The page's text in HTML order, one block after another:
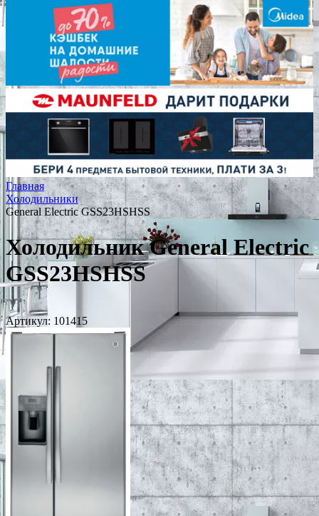
Главная
Холодильники
General Electric GSS23HSHSS
Холодильник General Electric
GSS23HSHSS
Артикул: 101415